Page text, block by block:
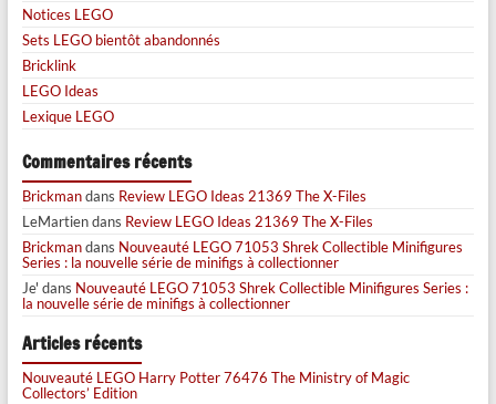
Notices LEGO
Sets LEGO bientôt abandonnés
Bricklink
LEGO Ideas
Lexique LEGO
Commentaires récents
Brickmandans Review LEGO Ideas 21369 The X-Files
LeMartiendans Review LEGO Ideas 21369 The X-Files
Brickmandans Nouveauté LEGO 71053 Shrek Collectible Minifigures
Series : la nouvelle série de minifigs à collectionner
Je' dans Nouveauté LEGO 71053 Shrek Collectible Minifigures Series :
la nouvelle série de minifigs à collectionner
Articles récents
Nouveauté LEGO Harry Potter 76476 The Ministry of Magic
Collectors’ Edition